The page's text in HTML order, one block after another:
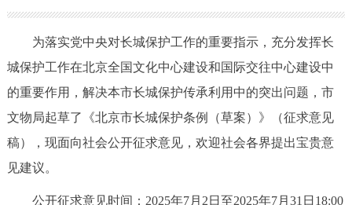
为落实党中央对长城保护工作的重要指示，充分发挥长
城保护工作在北京全国文化中心建设和国际交往中心建设中
的重要作用，解决本市长城保护传承利用中的突出问题，市
文物局起草了《北京市长城保护条例（草案）》（征求意见
稿），现面向社会公开征求意见，欢迎社会各界提出宝贵意
见建议。
公开征求意见时间：2025年7月2日至2025年7月31日18:00